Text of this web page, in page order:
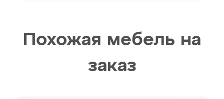
Похожая мебель на
заказ